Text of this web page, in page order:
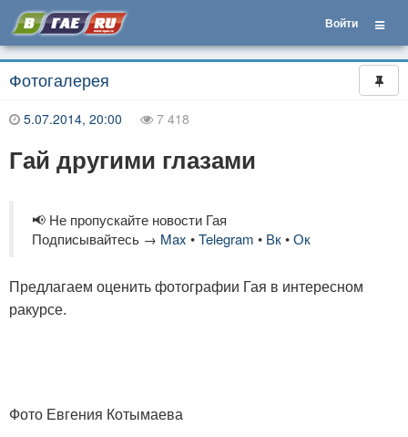
Войти
Фотогалерея
5.07.2014, 20:00 7 418
Гай другими глазами
📢 Не пропускайте новости Гая
Подписывайтесь → Max •Telegram • Вк•Ок
Предлагаем оценить фотографии Гая в интересном
ракурсе.
Фото Евгения Котымаева